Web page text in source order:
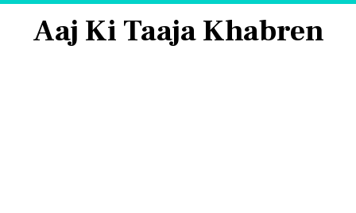
Aaj Ki Taaja Khabren